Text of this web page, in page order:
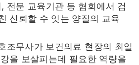
전문 교육기관 등 협회에서 검
신뢰할 수 잇는 양질의 교육
조무사가 보건의료 현장의 최일
을 보살피는데 필요한 역량을